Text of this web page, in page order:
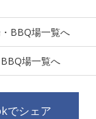
BBQ場一覧へ
場一覧へ
でシェア